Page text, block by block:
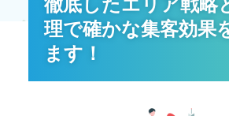
徹底したエリア戦略
理で確かな集客効果
ます！